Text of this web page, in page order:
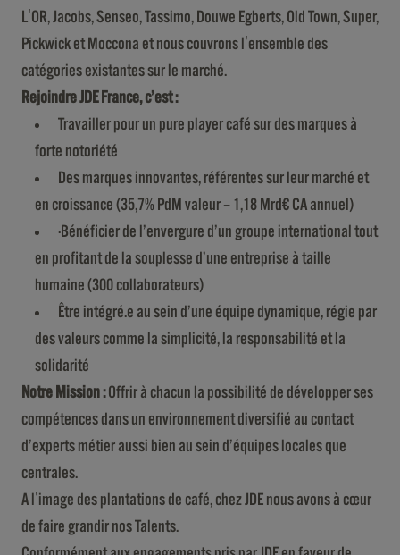
L'OR, Jacobs, Senseo, Tassimo, Douwe Egberts, Old Town, Super,
Pickwick et Moccona et nous couvrons l'ensemble des
catégories existantes sur le marché.
Rejoindre JDE France, c’est :
Travailler pour un pure player café sur des marques à
forte notoriété
Des marques innovantes, référentes sur leur marché et
en croissance (35,7% PdM valeur – 1,18 Mrd€ CA annuel)
·Bénéficier de l’envergure d’un groupe international tout
en profitant de la souplesse d’une entreprise à taille
humaine (300 collaborateurs)
Être intégré.e au sein d’une équipe dynamique, régie par
des valeurs comme la simplicité, la responsabilité et la
solidarité
Notre Mission :Offrir à chacun la possibilité de développer ses
compétences dans un environnement diversifié au contact
d’experts métier aussi bien au sein d’équipes locales que
centrales.
A l'image des plantations de café, chez JDE nous avons à cœur
de faire grandir nos Talents.